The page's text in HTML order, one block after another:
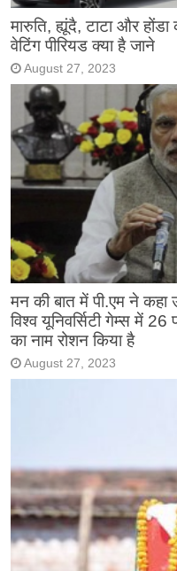
मारुति, ह्यूंदै, टाटा और
वेटिंग पीरियड क्या है जाने
August 27, 2023
मन की बात में पी.एम ने कहा
विश्व यूनिवर्सिटी गेम्स में
का नाम रोशन किया है
August 27, 2023